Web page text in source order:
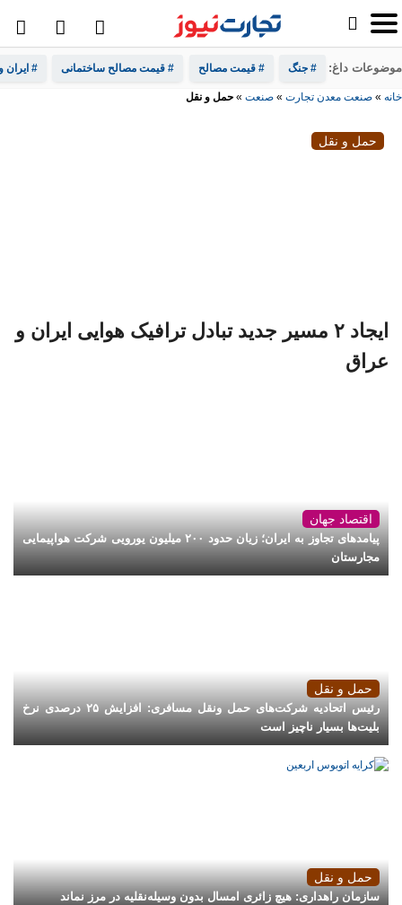
موضوعات داغ: # جنگ # قیمت مصالح # قیمت مصالح ساختمانی # ایران
خانه » صنعت معدن تجارت » صنعت » حمل و نقل
حمل و نقل
ایجاد ۲ مسیر جدید تبادل ترافیک هوایی ایران و
عراق
اقتصاد جهان
پیامدهای تجاوز به ایران؛ زیان حدود ۲۰۰ میلیون یورویی شرکت هواپیمایی
مجارستان
حمل و نقل
رئیس اتحادیه شرکت‌های حمل ونقل مسافری: افزایش ۲۵ درصدی نرخ
بلیت‌ها بسیار ناچیز است
حمل و نقل
سازمان راهداری: هیچ زائری امسال بدون وسیله‌نقلیه در مرز نماند